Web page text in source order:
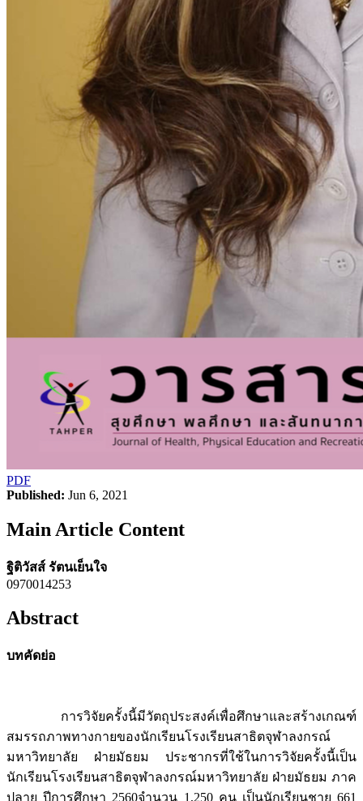
PDF
Published: Jun 6, 2021
Main Article Content
ฐิติวัสส์ รัตนเย็นใจ
0970014253
Abstract
บทคัดย่อ
การวิจัยครั้งนี้มีวัตถุประสงค์เพื่อศึกษาและสร้างเกณฑ์
สมรรถภาพทางกายของนักเรียนโรงเรียนสาธิตจุฬาลงกรณ์
มหาวิทยาลัย ฝ่ายมัธยม ประชากรที่ใช้ในการวิจัยครั้งนี้เป็น
นักเรียนโรงเรียนสาธิตจุฬาลงกรณ์มหาวิทยาลัย ฝ่ายมัธยม ภาค
ปลาย ปีการศึกษา 2560จำนวน 1,250 คน เป็นนักเรียนชาย 661